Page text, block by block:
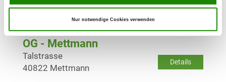
Nur notwendige Cookies verwenden
Details
47807 Krefeld
OG - Mettmann
Details
Talstrasse
40822 Mettmann